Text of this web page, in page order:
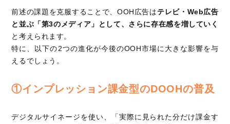
前述の課題を克服することで、OOH広告はテレビ・Web広告
と並ぶ「第3のメディア」として、さらに存在感を増していく
と考えられます。
特に、以下の2つの進化が今後のOOH市場に大きな影響を与
えるでしょう。
①インプレッション課金型のDOOHの普及
デジタルサイネージを使い、「実際に見られた分だけ課金す